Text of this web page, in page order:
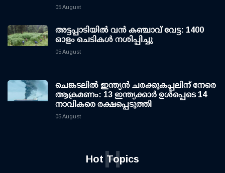
05 August
അട്ടപ്പാടിയില്‍ വന്‍ കഞ്ചാവ് വേട്ട: 1400
ഓളം ചെടികള്‍ നശിപ്പിച്ചു
05 August
ചെങ്കടലില്‍ ഇന്ത്യന്‍ ചരക്കുകപ്പലിന് നേരെ
ആക്രമണം: 13 ഇന്ത്യക്കാര്‍ ഉള്‍പ്പെടെ 14
നാവികരെ രക്ഷപ്പെടുത്തി
05 August
Hot Topics
H